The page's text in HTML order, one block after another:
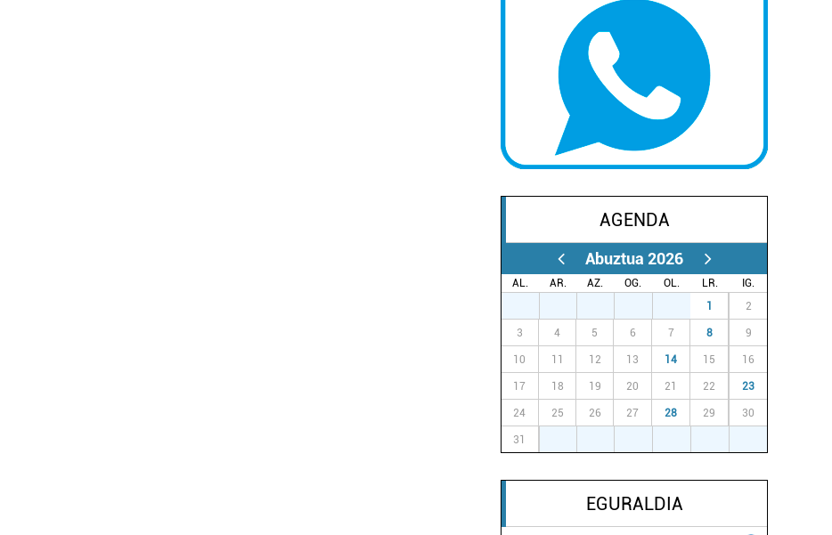
AGENDA
Abuztua 2026
AL. AR. AZ. OG. OL. LR.
IG.
1 2
3 4 5 6 7 8 9
10 11 12 13 14 15 16
17 18 19 20 21 22 23
24 25 26 27 28 29 30
31
EGURALDIA